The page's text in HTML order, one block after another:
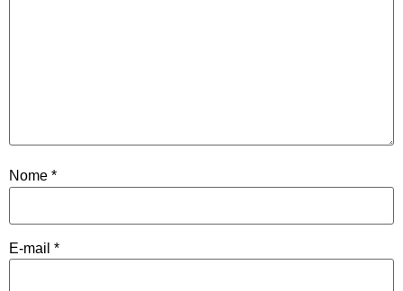
Nome *
E-mail *